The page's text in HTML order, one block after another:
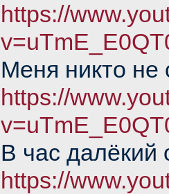
https://
Меня никто
https://
В час далёкий
https://